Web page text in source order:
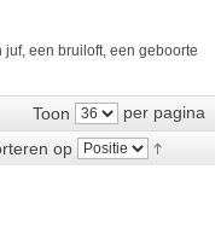
een bruiloft, een geboorte
Toon
per pagina
op